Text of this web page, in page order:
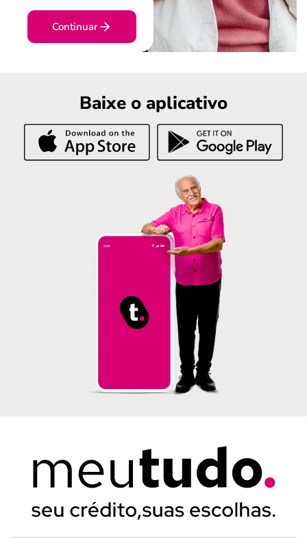
Continuar
Baixe o aplicativo